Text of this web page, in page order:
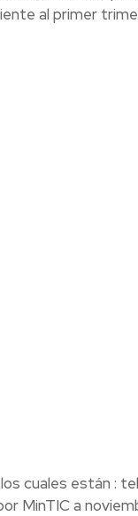
al primer
cuales están :
MinTIC a